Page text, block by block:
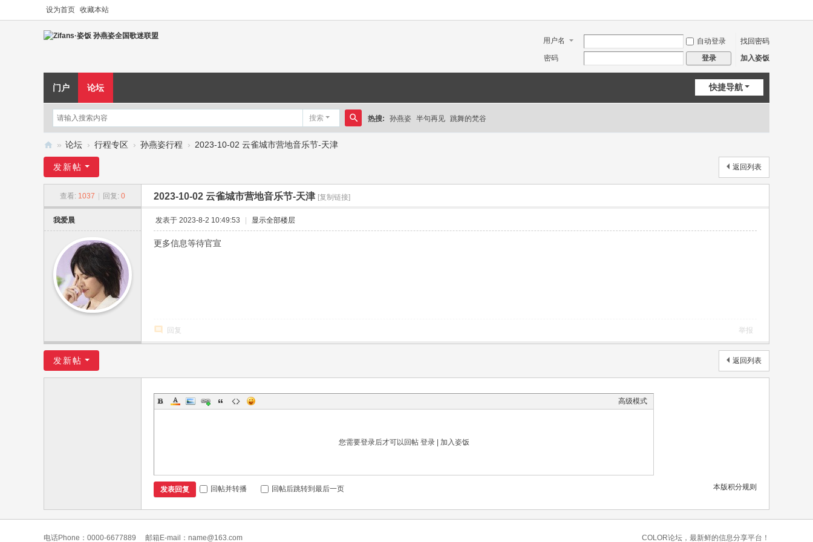
设为首页 收藏本站
用户名 自动登录
找回密码
密码
登录 加入姿饭
快捷导航
门户 论坛
搜索
搜
热搜: 孙燕姿 半句再见 跳舞的梵谷
fa
姿
歌
迷
» 论坛 › 行程专区 › 孙燕姿行程 › 2023-10-02 云雀城市营地音乐节-天津
返回列表
发新帖
查看: 1037 回复: 0 2023-10-02 云雀城市营地音乐节-天津 [复制链接]
我爱晨 发表于 2023-8-2 10:49:53 显示全部楼层
更多信息等待官宣
回复 举报
返回列表
发新帖
高级模式
您需要登录后才可以回帖 登录| 加入姿饭
本版积分规则
发表回复 回帖并转播 回帖后跳转到最后一页
电话Phone：0000-6677889 邮箱E-mail：name@163.com COLOR论坛，最新鲜的信息分享平台！